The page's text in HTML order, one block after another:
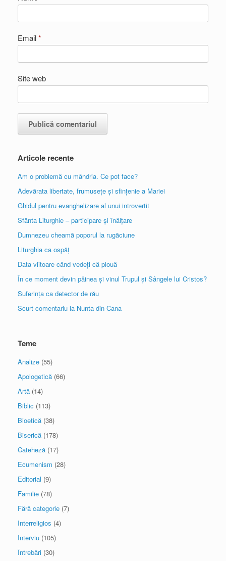
Email*
Site web
Articole recente
Am o problemă cu mândria. Ce pot face?
Adevărata libertate, frumusețe și sfințenie a Mariei
Ghidul pentru evanghelizare al unui introvertit
Sfânta Liturghie – participare și înălțare
Dumnezeu cheamă poporul la rugăciune
Liturghia ca ospăț
Data viitoare când vedeți că plouă
În ce moment devin pâinea și vinul Trupul și Sângele lui Cristos?
Suferința ca detector de rău
Scurt comentariu la Nunta din Cana
Teme
Analize (55)
Apologetică (66)
Artă (14)
Biblic (113)
Bioetică (38)
Biserică (178)
Cateheză (17)
Ecumenism (28)
Editorial (9)
Familie (78)
Fără categorie (7)
Interreligios (4)
Interviu (105)
Întrebări (30)